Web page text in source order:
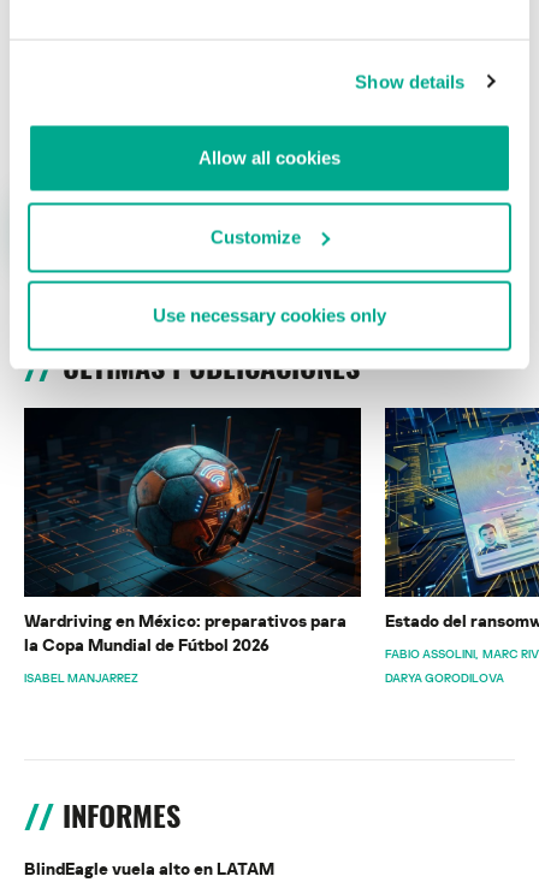
Show details
Allow all cookies
Customize
Use necessary cookies only
Correo electrónico
ÚLTIMAS PUBLICACIONES
Wardriving en México: preparativos para
la Copa Mundial de Fútbol 2026
ISABEL MANJARREZ
Estado del
FABIO ASSOLINI MARC
DARYA GORODILOVA
INFORMES
BlindEagle vuela alto en LATAM